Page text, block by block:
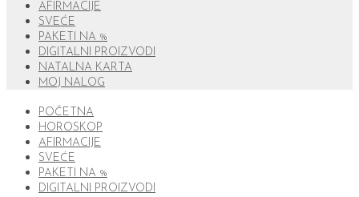
AFIRMACIJE
SVEĆE
PAKETI NA %
DIGITALNI PROIZVODI
NATALNA KARTA
MOJ NALOG
POČETNA
HOROSKOP
AFIRMACIJE
SVEĆE
PAKETI NA %
DIGITALNI PROIZVODI